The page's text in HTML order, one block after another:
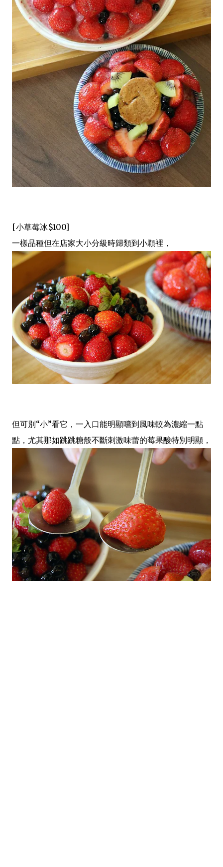
[小草莓冰$100]
一樣品種但在店家大小分級時歸類到小顆裡，
但可別“小”看它，一入口能明顯嚐到風味較為濃縮一點
點，尤其那如跳跳糖般不斷刺激味蕾的莓果酸特別明顯，